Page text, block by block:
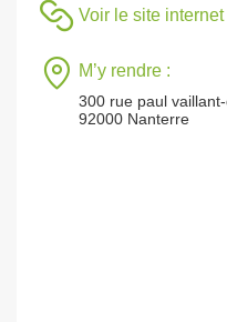
Voir le site internet
M’y rendre :
300 rue paul
92000 Nanterre